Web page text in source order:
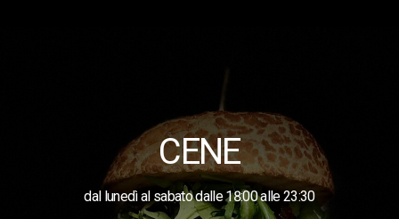
CENE
dal lunedì al sabato dalle 18:00 alle 23:30